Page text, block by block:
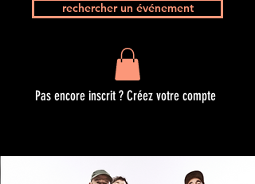
rechercher un événement
Pas encore inscrit ? Créez votre compte